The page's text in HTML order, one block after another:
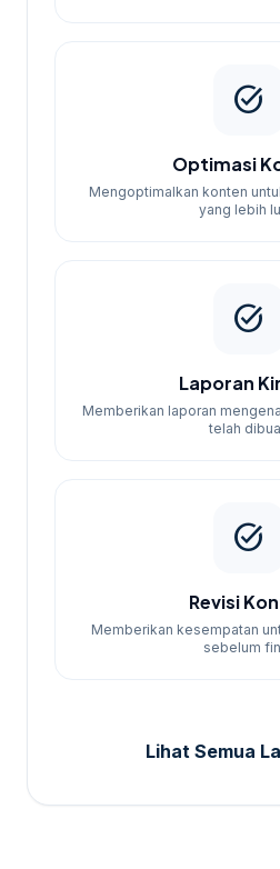
task_alt
Optimasi
Mengoptimalkan konten
yang lebih
task_alt
Laporan
Memberikan laporan
telah
task_alt
Revisi
Memberikan kesempatan
sebelum
Lihat Semua